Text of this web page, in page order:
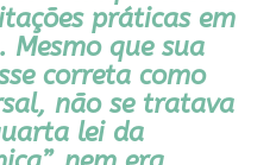
práticas em
Mesmo que sua
correta como
não se tratava
lei da